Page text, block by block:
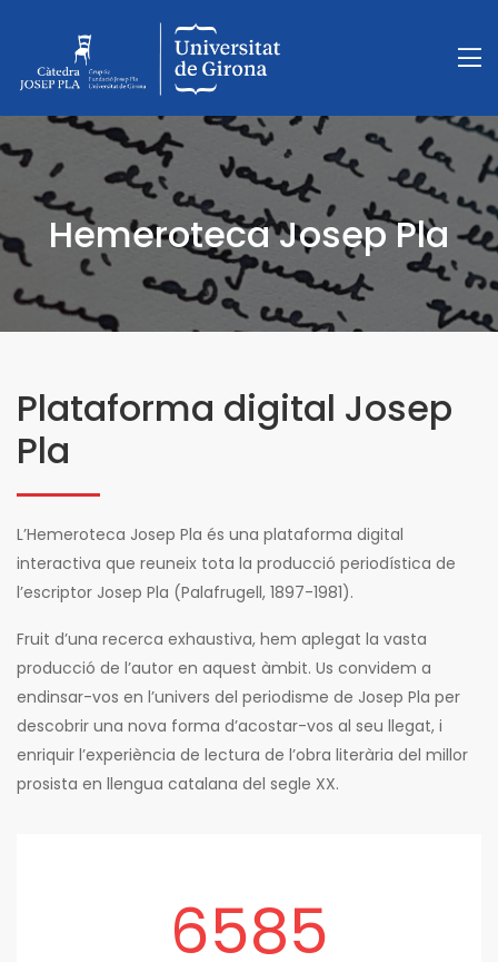
Hemeroteca Josep Pla
Plataforma digital Josep
Pla
L’Hemeroteca Josep Pla és una plataforma digital
interactiva que reuneix tota la producció periodística de
l’escriptor Josep Pla (Palafrugell, 1897-1981).
Fruit d’una recerca exhaustiva, hem aplegat la vasta
producció de l’autor en aquest àmbit. Us convidem a
endinsar-vos en l’univers del periodisme de Josep Pla per
descobrir una nova forma d’acostar-vos al seu llegat, i
enriquir l’experiència de lectura de l’obra literària del millor
prosista en llengua catalana del segle XX.
6585